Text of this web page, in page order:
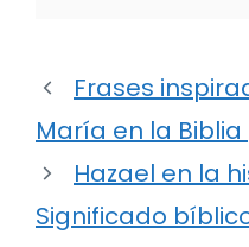
Frases
María en la
Hazael en la
Significado